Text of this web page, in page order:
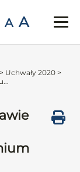
A A
> Uchwały 2020 >